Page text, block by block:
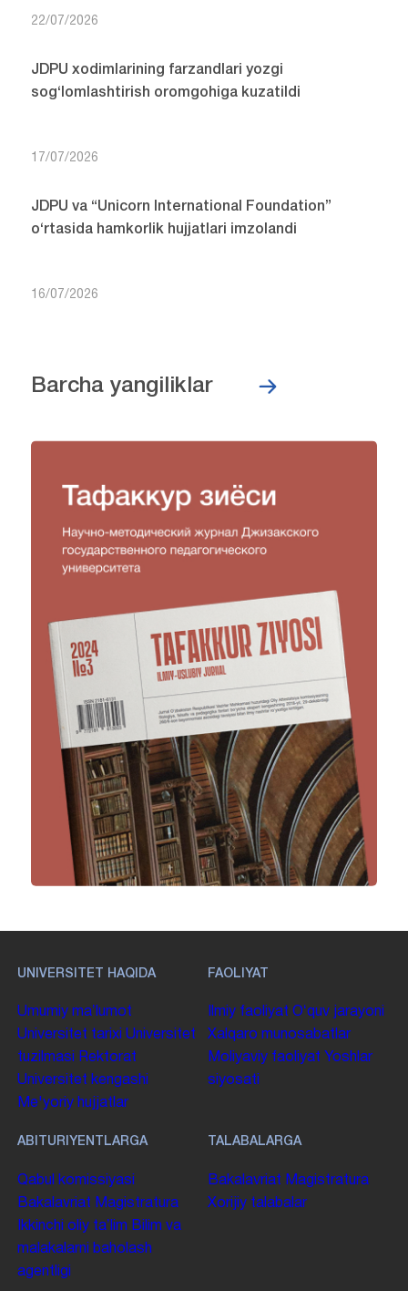
22/07/2026
JDPU xodimlarining farzandlari yozgi
sog‘lomlashtirish oromgohiga kuzatildi
17/07/2026
JDPU va “Unicorn International Foundation”
o‘rtasida hamkorlik hujjatlari imzolandi
16/07/2026
Barcha yangiliklar
UNIVERSITET HAQIDA
Umumiy maʼlumot
Universitet tarixi Universitet
tuzilmasi
Rektorat
Universitet kengashi
Me'yoriy hujjatlar
FAOLIYAT
Ilmiy faoliyat Oʻquv jarayoni
Xalqaro munosabatlar
Moliyaviy faoliyat Yoshlar
siyosati
ABITURIYENTLARGA
Qabul komissiyasi
Bakalavriat Magistratura
Ikkinchi oliy taʼlim Bilim va
malakalarni baholash
agentligi
TALABALARGA
Bakalavriat Magistratura
Xorijiy talabalar